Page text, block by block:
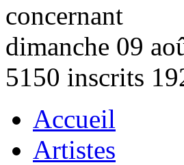
concernant
dimanche 09
5150 inscrits
Menu principal
Accueil
Artistes